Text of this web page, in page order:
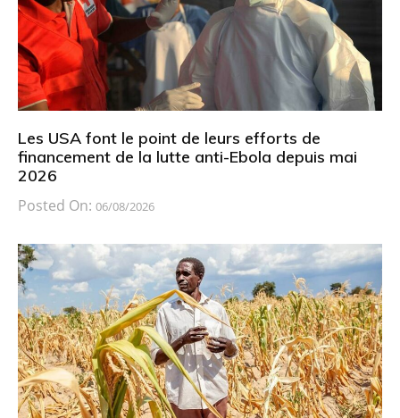
Les USA font le point de leurs efforts de
financement de la lutte anti-Ebola depuis mai
2026
Posted On: 06/08/2026